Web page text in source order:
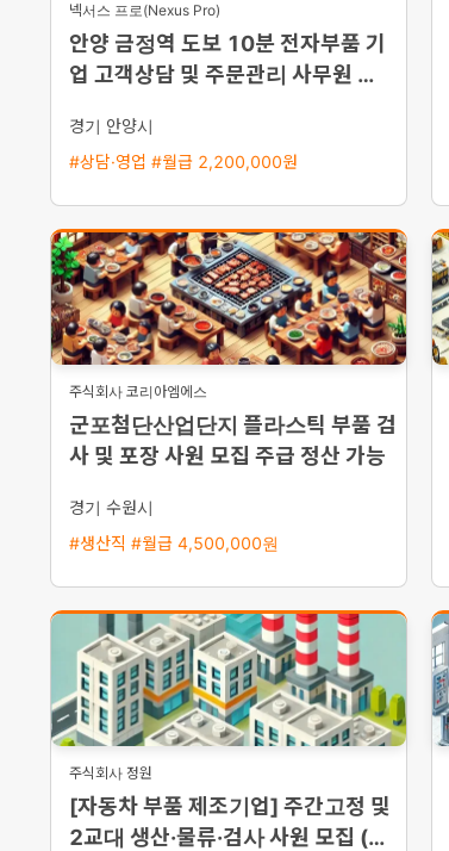
넥서스 프로(Nexus Pro)
안양 금정역 도보 10분 전자부품 기
업 고객상담 및 주문관리 사무원 채
경기 안양시
#상담·영업 #월급 2,200,000원
주식회사 코리아엠에스
군포첨단산업단지 플라스틱 부품 검
사 및 포장 사원 모집 주급 정산 가능
경기 수원시
#생산직 #월급 4,500,000원
주식회사 정원
[자동차 부품 제조기업] 주간고정 및
2교대 생산·물류·검사 사원 모집 (초